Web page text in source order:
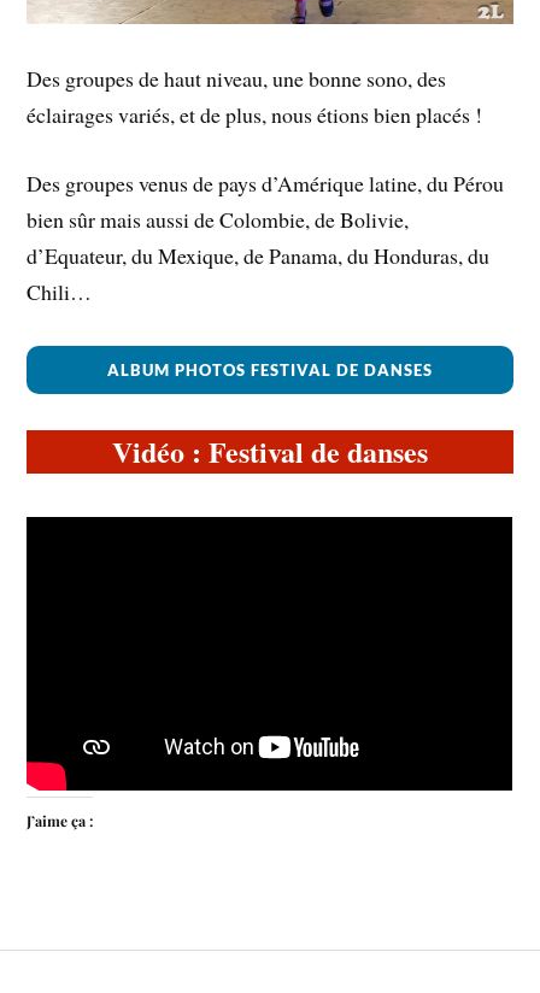
Des groupes de haut niveau, une bonne sono, des
éclairages variés, et de plus, nous étions bien placés !
Des groupes venus de pays d’Amérique latine, du Pérou
bien sûr mais aussi de Colombie, de Bolivie,
d’Equateur, du Mexique, de Panama, du Honduras, du
Chili…
ALBUM PHOTOS FESTIVAL DE DANSES
Vidéo : Festival de danses
J’aime ça :